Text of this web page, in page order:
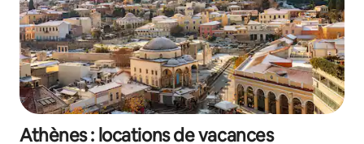
Athènes : locations de vacances